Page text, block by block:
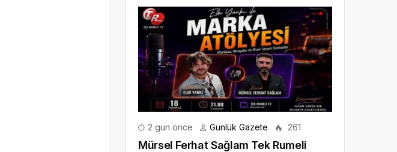
2 gün önce Günlük Gazete 261
Mürsel Ferhat Sağlam Tek Rumeli